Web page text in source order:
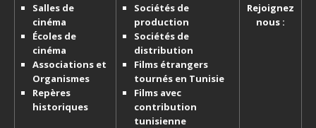
Salles de
cinéma
Écoles de
cinéma
Associations et
Organismes
Repères
historiques
Sociétés de
production
Sociétés de
distribution
Films étrangers
tournés en Tunisie
Films avec
contribution
tunisienne
Rejoignez
nous :